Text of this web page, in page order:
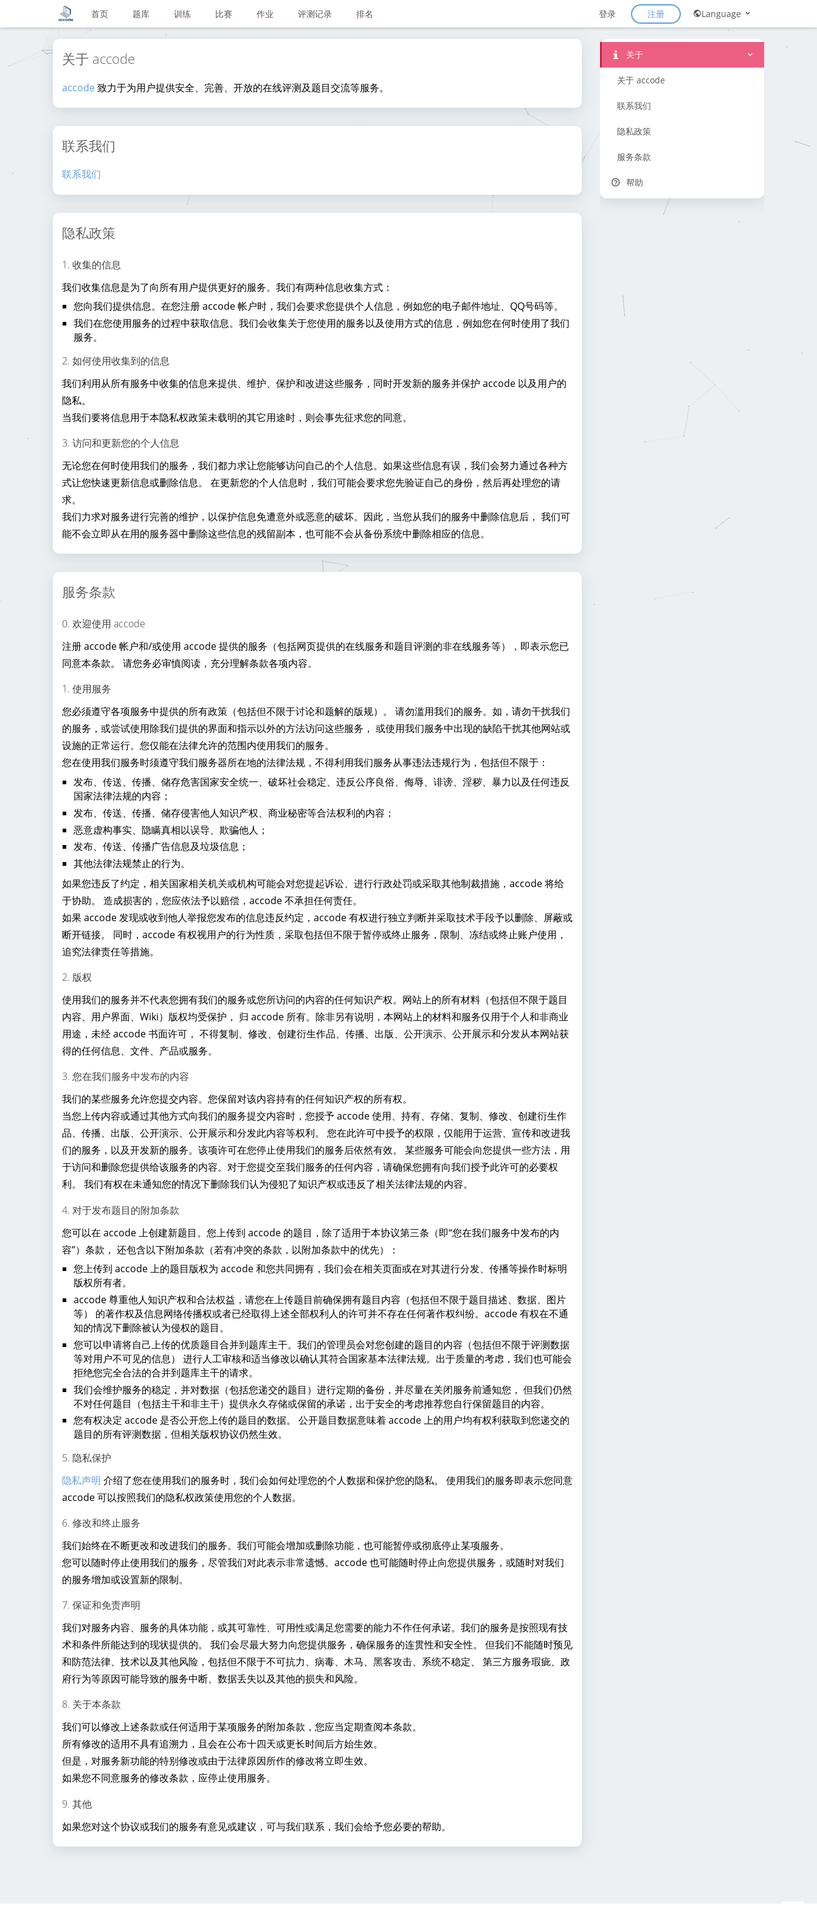
首页 题库 训练 比赛 作业 评测记录 排名 登录 注册 Language
关于 accode
accode 致力于为用户提供安全、完善、开放的在线评测及题目交流等服务。
联系我们
联系我们
隐私政策
1. 收集的信息
我们收集信息是为了向所有用户提供更好的服务。我们有两种信息收集方式：
您向我们提供信息。在您注册 accode 帐户时，我们会要求您提供个人信息，例如您的电子邮件地址、QQ号码等。
我们在您使用服务的过程中获取信息。我们会收集关于您使用的服务以及使用方式的信息，例如您在何时使用了我们
服务。
2. 如何使用收集到的信息
我们利用从所有服务中收集的信息来提供、维护、保护和改进这些服务，同时开发新的服务并保护 accode 以及用户的
隐私。
当我们要将信息用于本隐私权政策未载明的其它用途时，则会事先征求您的同意。
3. 访问和更新您的个人信息
无论您在何时使用我们的服务，我们都力求让您能够访问自己的个人信息。如果这些信息有误，我们会努力通过各种方
式让您快速更新信息或删除信息。 在更新您的个人信息时，我们可能会要求您先验证自己的身份，然后再处理您的请
求。
我们力求对服务进行完善的维护，以保护信息免遭意外或恶意的破坏。因此，当您从我们的服务中删除信息后， 我们可
能不会立即从在用的服务器中删除这些信息的残留副本，也可能不会从备份系统中删除相应的信息。
服务条款
0. 欢迎使用 accode
注册 accode 帐户和/或使用 accode 提供的服务（包括网页提供的在线服务和题目评测的非在线服务等），即表示您已
同意本条款。 请您务必审慎阅读，充分理解条款各项内容。
1. 使用服务
您必须遵守各项服务中提供的所有政策（包括但不限于讨论和题解的版规）。 请勿滥用我们的服务。如，请勿干扰我们
的服务，或尝试使用除我们提供的界面和指示以外的方法访问这些服务， 或使用我们服务中出现的缺陷干扰其他网站或
设施的正常运行。您仅能在法律允许的范围内使用我们的服务。
您在使用我们服务时须遵守我们服务器所在地的法律法规，不得利用我们服务从事违法违规行为，包括但不限于：
发布、传送、传播、储存危害国家安全统一、破坏社会稳定、违反公序良俗、侮辱、诽谤、淫秽、暴力以及任何违反
国家法律法规的内容；
发布、传送、传播、储存侵害他人知识产权、商业秘密等合法权利的内容；
恶意虚构事实、隐瞒真相以误导、欺骗他人；
发布、传送、传播广告信息及垃圾信息；
其他法律法规禁止的行为。
如果您违反了约定，相关国家相关机关或机构可能会对您提起诉讼、进行行政处罚或采取其他制裁措施，accode 将给
于协助。 造成损害的，您应依法予以赔偿，accode 不承担任何责任。
如果 accode 发现或收到他人举报您发布的信息违反约定，accode 有权进行独立判断并采取技术手段予以删除、屏蔽或
断开链接。 同时，accode 有权视用户的行为性质，采取包括但不限于暂停或终止服务，限制、冻结或终止账户使用，
追究法律责任等措施。
2. 版权
使用我们的服务并不代表您拥有我们的服务或您所访问的内容的任何知识产权。网站上的所有材料（包括但不限于题目
内容、用户界面、Wiki）版权均受保护， 归 accode 所有。除非另有说明，本网站上的材料和服务仅用于个人和非商业
用途，未经 accode 书面许可， 不得复制、修改、创建衍生作品、传播、出版、公开演示、公开展示和分发从本网站获
得的任何信息、文件、产品或服务。
3. 您在我们服务中发布的内容
我们的某些服务允许您提交内容。您保留对该内容持有的任何知识产权的所有权。
当您上传内容或通过其他方式向我们的服务提交内容时，您授予 accode 使用、持有、存储、复制、修改、创建衍生作
品、传播、出版、公开演示、公开展示和分发此内容等权利。 您在此许可中授予的权限，仅能用于运营、宣传和改进我
们的服务，以及开发新的服务。该项许可在您停止使用我们的服务后依然有效。 某些服务可能会向您提供一些方法，用
于访问和删除您提供给该服务的内容。对于您提交至我们服务的任何内容，请确保您拥有向我们授予此许可的必要权
利。 我们有权在未通知您的情况下删除我们认为侵犯了知识产权或违反了相关法律法规的内容。
4. 对于发布题目的附加条款
您可以在 accode 上创建新题目。您上传到 accode 的题目，除了适用于本协议第三条（即“您在我们服务中发布的内
容”）条款， 还包含以下附加条款（若有冲突的条款，以附加条款中的优先）：
您上传到 accode 上的题目版权为 accode 和您共同拥有，我们会在相关页面或在对其进行分发、传播等操作时标明
版权所有者。
accode 尊重他人知识产权和合法权益，请您在上传题目前确保拥有题目内容（包括但不限于题目描述、数据、图片
等） 的著作权及信息网络传播权或者已经取得上述全部权利人的许可并不存在任何著作权纠纷。accode 有权在不通
知的情况下删除被认为侵权的题目。
您可以申请将自己上传的优质题目合并到题库主干。我们的管理员会对您创建的题目的内容（包括但不限于评测数据
等对用户不可见的信息） 进行人工审核和适当修改以确认其符合国家基本法律法规。出于质量的考虑，我们也可能会
拒绝您完全合法的合并到题库主干的请求。
我们会维护服务的稳定，并对数据（包括您递交的题目）进行定期的备份，并尽量在关闭服务前通知您， 但我们仍然
不对任何题目（包括主干和非主干）提供永久存储或保留的承诺，出于安全的考虑推荐您自行保留题目的内容。
您有权决定 accode 是否公开您上传的题目的数据。 公开题目数据意味着 accode 上的用户均有权利获取到您递交的
题目的所有评测数据，但相关版权协议仍然生效。
5. 隐私保护
隐私声明 介绍了您在使用我们的服务时，我们会如何处理您的个人数据和保护您的隐私。 使用我们的服务即表示您同意
accode 可以按照我们的隐私权政策使用您的个人数据。
6. 修改和终止服务
我们始终在不断更改和改进我们的服务。我们可能会增加或删除功能，也可能暂停或彻底停止某项服务。
您可以随时停止使用我们的服务，尽管我们对此表示非常遗憾。accode 也可能随时停止向您提供服务，或随时对我们
的服务增加或设置新的限制。
7. 保证和免责声明
我们对服务内容、服务的具体功能，或其可靠性、可用性或满足您需要的能力不作任何承诺。我们的服务是按照现有技
术和条件所能达到的现状提供的。 我们会尽最大努力向您提供服务，确保服务的连贯性和安全性。 但我们不能随时预见
和防范法律、技术以及其他风险，包括但不限于不可抗力、病毒、木马、黑客攻击、系统不稳定、 第三方服务瑕疵、政
府行为等原因可能导致的服务中断、数据丢失以及其他的损失和风险。
8. 关于本条款
我们可以修改上述条款或任何适用于某项服务的附加条款，您应当定期查阅本条款。
所有修改的适用不具有追溯力，且会在公布十四天或更长时间后方始生效。
但是，对服务新功能的特别修改或由于法律原因所作的修改将立即生效。
如果您不同意服务的修改条款，应停止使用服务。
9. 其他
如果您对这个协议或我们的服务有意见或建议，可与我们联系，我们会给予您必要的帮助。
关于
关于 accode
联系我们
隐私政策
服务条款
帮助